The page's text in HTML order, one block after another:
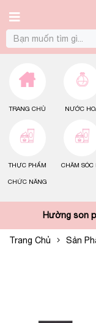
TRANG CHỦ NƯỚC
THỰC PHẨM
CHỨC NĂNG
CHĂM SÓC
Hường son
Trang Chủ Sản